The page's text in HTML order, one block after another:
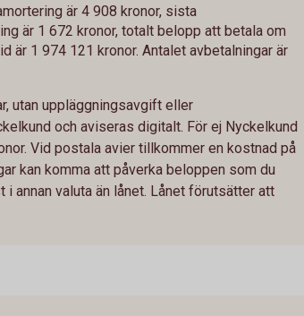
är 4 908 kronor, sista
är 1 672 kronor, totalt belopp att betala om
är 1 974 121 kronor. Antalet avbetalningar är
utan uppläggningsavgift eller
och aviseras digitalt. För ej Nyckelkund
Vid postala avier tillkommer en kostnad på
kan komma att påverka beloppen som du
annan valuta än lånet. Lånet förutsätter att